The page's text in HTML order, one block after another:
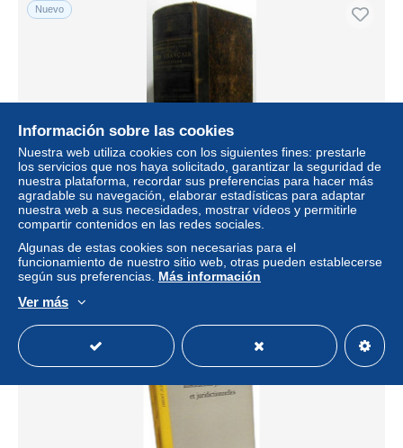
Nuevo
Codes Français et Lois Usuelles Décrets Ordonnances et
Avis du Conseil d'Etat qui les complètent ou les modifient
Confor
± 63,37 US$
Estatus
Información sobre las cookies
Nuestra web utiliza cookies con los siguientes fines: prestarle
los servicios que nos haya solicitado, garantizar la seguridad de
nuestra plataforma, recordar sus preferencias para hacer más
agradable su navegación, elaborar estadísticas para adaptar
nuestra web a sus necesidades, mostrar vídeos y permitirle
compartir contenidos en las redes sociales.
Algunas de estas cookies son necesarias para el
funcionamiento de nuestro sitio web, otras pueden establecerse
según sus preferencias. Más información
Ver más